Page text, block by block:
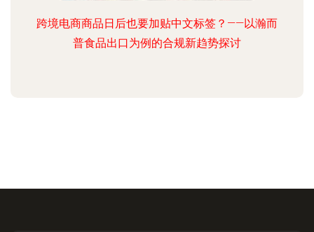
跨境电商商品日后也要加贴中文标签？——以瀚而
普食品出口为例的合规新趋势探讨